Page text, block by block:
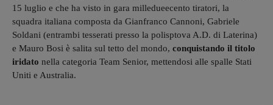
15 luglio e che ha visto in gara milledueecento tiratori, la
squadra italiana composta da Gianfranco Cannoni, Gabriele
Soldani (entrambi tesserati presso la polisptova A.D. di Laterina)
e Mauro Bosi è salita sul tetto del mondo, conquistando il titolo
iridato nella categoria Team Senior, mettendosi alle spalle Stati
Uniti e Australia.